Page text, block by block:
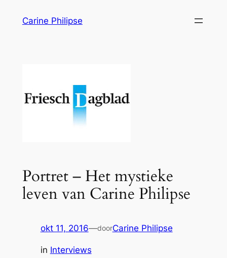
Carine Philipse
Portret – Het mystieke
leven van Carine Philipse
okt 11, 2016—doorCarine Philipse
in Interviews